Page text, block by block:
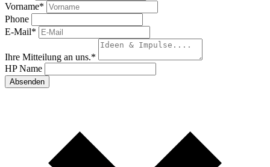
Vorname*
Phone
E-Mail*
Ihre Mitteilung an uns.*
HP Name
Absenden